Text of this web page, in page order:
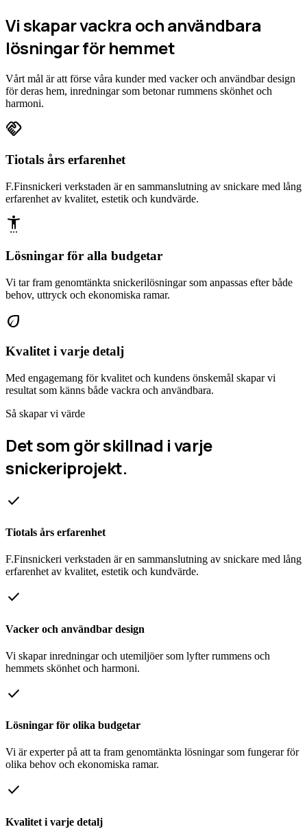
Vi skapar vackra och användbara
lösningar för hemmet
Vårt mål är att förse våra kunder med vacker och användbar design
för deras hem, inredningar som betonar rummens skönhet och
harmoni.
handshake
Tiotals års erfarenhet
F.Finsnickeri verkstaden är en sammanslutning av snickare med lång
erfarenhet av kvalitet, estetik och kundvärde.
settings_accessibility
Lösningar för alla budgetar
Vi tar fram genomtänkta snickerilösningar som anpassas efter både
behov, uttryck och ekonomiska ramar.
eco
Kvalitet i varje detalj
Med engagemang för kvalitet och kundens önskemål skapar vi
resultat som känns både vackra och användbara.
Så skapar vi värde
Det som gör skillnad i varje
snickeriprojekt.
check
Tiotals års erfarenhet
F.Finsnickeri verkstaden är en sammanslutning av snickare med lång
erfarenhet av kvalitet, estetik och kundvärde.
check
Vacker och användbar design
Vi skapar inredningar och utemiljöer som lyfter rummens och
hemmets skönhet och harmoni.
check
Lösningar för olika budgetar
Vi är experter på att ta fram genomtänkta lösningar som fungerar för
olika behov och ekonomiska ramar.
check
Kvalitet i varje detalj